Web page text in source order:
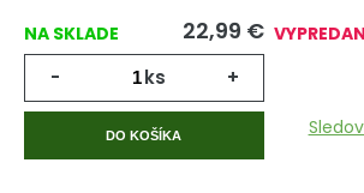
NA SKLADE 22,99 €
- ks +
DO KOŠÍKA